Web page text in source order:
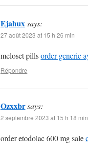
Ejahuxsays:
27 août 2023 at 15 h 26 min
meloset pillsorder generic
Répondre
Ozxxbrsays:
2 septembre 2023 at 15 h 18 min
order etodolac 600 mg sale